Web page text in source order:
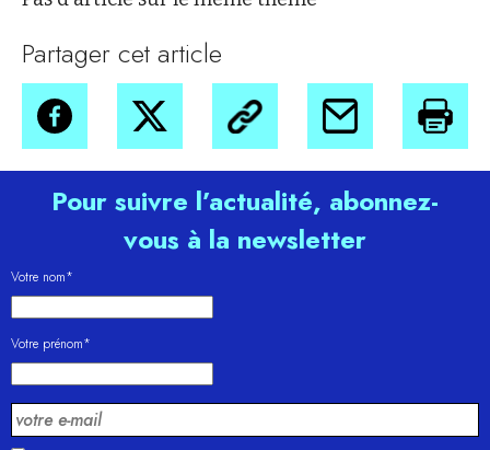
Partager cet article
Pour suivre l’actualité, abonnez-
vous à la newsletter
Votre nom*
Votre prénom*